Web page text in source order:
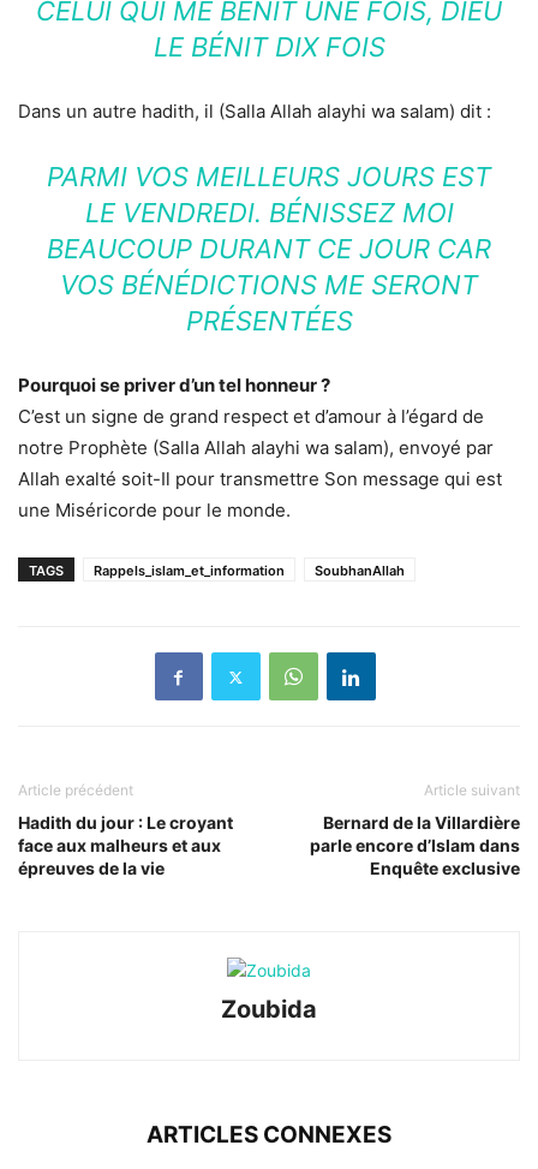
CELUI QUI ME BÉNIT UNE FOIS, DIEU
LE BÉNIT DIX FOIS
Dans un autre hadith, il (Salla Allah alayhi wa salam) dit :
PARMI VOS MEILLEURS JOURS EST
LE VENDREDI. BÉNISSEZ MOI
BEAUCOUP DURANT CE JOUR CAR
VOS BÉNÉDICTIONS ME SERONT
PRÉSENTÉES
Pourquoi se priver d’un tel honneur ?
C’est un signe de grand respect et d’amour à l’égard de
notre Prophète (Salla Allah alayhi wa salam), envoyé par
Allah exalté soit-Il pour transmettre Son message qui est
une Miséricorde pour le monde.
TAGS Rappels_islam_et_information SoubhanAllah
Article précédent
Hadith du jour : Le croyant
face aux malheurs et aux
épreuves de la vie
Article suivant
Bernard de la Villardière
parle encore d’Islam dans
Enquête exclusive
Zoubida
ARTICLES CONNEXES